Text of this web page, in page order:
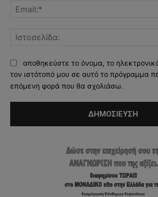
αποθηκεύστε το όνομα, το
τον ιστότοπό μου σε αυτό το πρόγραμμα
επόμενη φορά που θα σχολιάσω.